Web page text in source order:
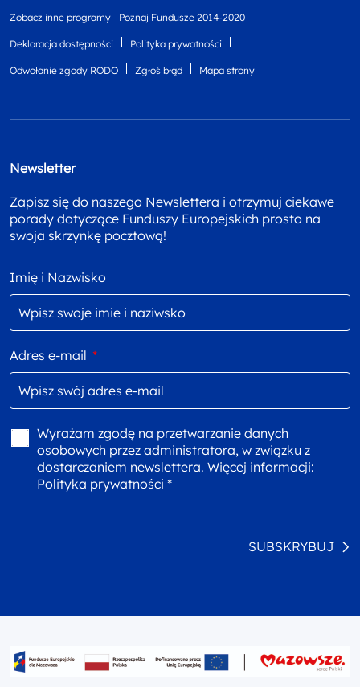
Zobacz inne programy Poznaj Fundusze 2014-2020
Deklaracja dostępności Polityka prywatności
Odwołanie zgody RODO Zgłoś błąd Mapa strony
Newsletter
Zapisz się do naszego Newslettera i otrzymuj ciekawe
porady dotyczące Funduszy Europejskich prosto na
swoja skrzynkę pocztową!
Imię i Nazwisko
Adres e-mail *
Wyrażam zgodę na przetwarzanie danych
osobowych przez administratora, w związku z
dostarczaniem newslettera. Więcej informacji:
Polityka prywatności *
SUBSKRYBUJ